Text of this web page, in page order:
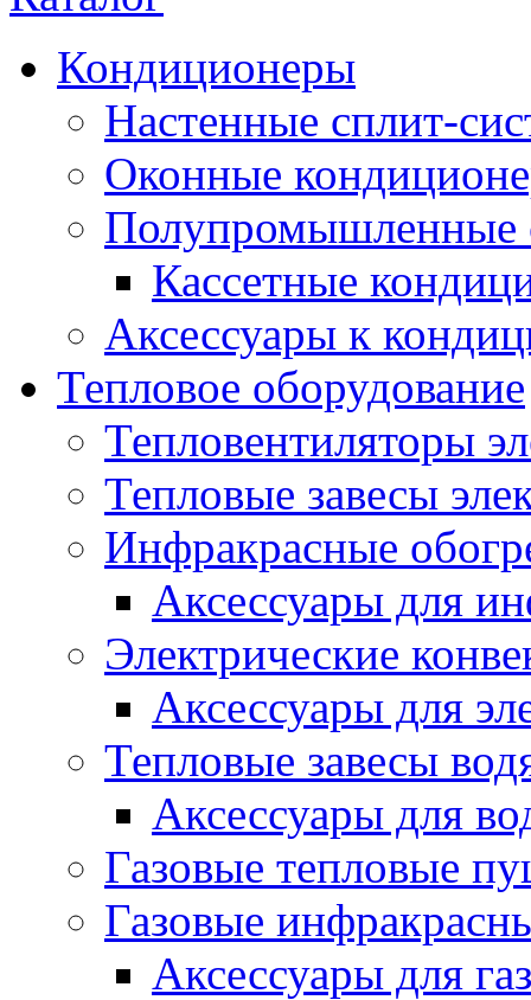
Кондиционеры
Настенные сплит-
Оконные
Полупромышленные
Кассетные
Аксессуары к
Тепловое оборудование
Тепловентиляторы
Тепловые завесы
Инфракрасные
Аксессуары для
Электрические
Аксессуары для
Тепловые завесы
Аксессуары для
Газовые тепловые
Газовые
Аксессуары для